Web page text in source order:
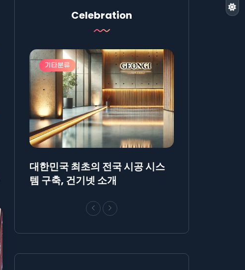
Celebration
기타분류
대한민국 최초의 전국 시공 시스
템 구축, 건기넷 소개